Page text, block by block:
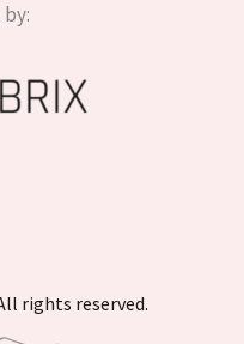
rights reserved.